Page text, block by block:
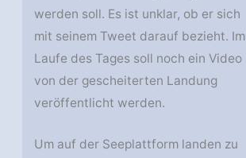
werden soll. Es ist unklar, ob er sich
mit seinem Tweet darauf bezieht. Im
Laufe des Tages soll noch ein Video
von der gescheiterten Landung
veröffentlicht werden.
Um auf der Seeplattform landen zu